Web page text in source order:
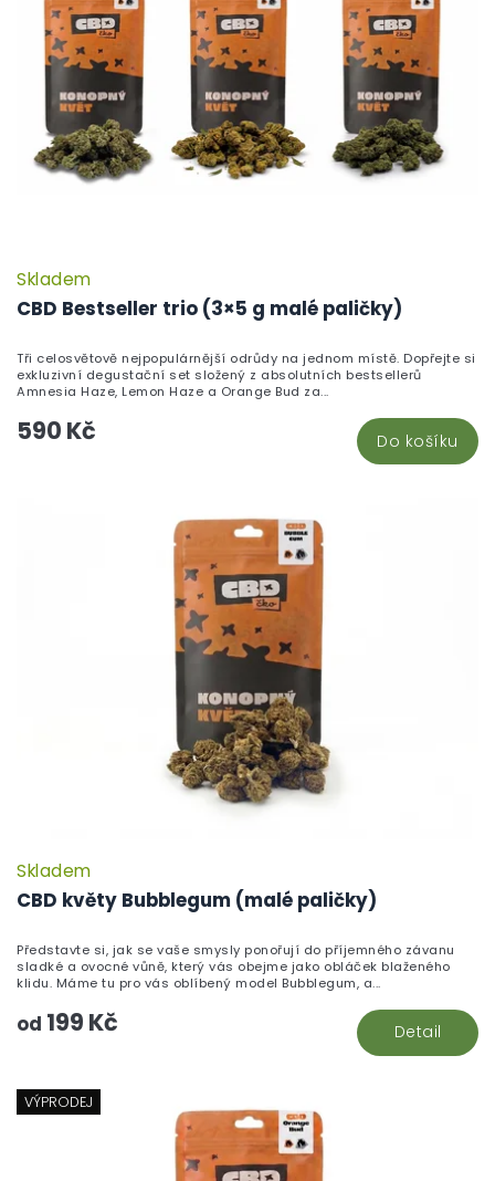
CBD Bestseller trio (3×5 g malé paličky)
Skladem
590 Kč Do košíku
Tři celosvětově nejpopulárnější odrůdy na jednom místě. Dopřejte si
exkluzivní degustační set složený z absolutních bestsellerů
Amnesia Haze, Lemon Haze a Orange Bud za...
CBD květy Bubblegum (malé paličky)
Skladem
od 199 Kč Detail
Představte si, jak se vaše smysly ponořují do příjemného závanu
sladké a ovocné vůně, který vás obejme jako obláček blaženého
klidu. Máme tu pro vás oblíbený model Bubblegum, a...
VÝPRODEJ